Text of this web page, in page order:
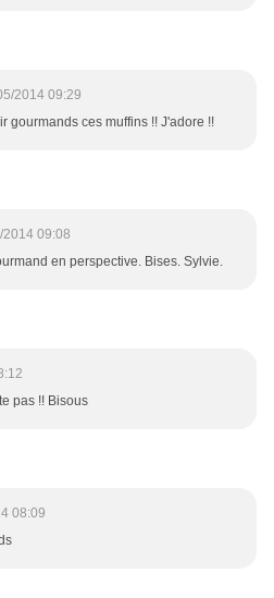
2014 09:29
gourmands ces muffins !! J'adore !!
2014 09:08
en perspective. Bises. Sylvie.
pas !! Bisous
08:09